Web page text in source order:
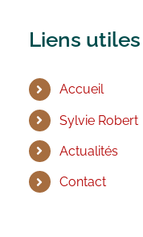
Liens utiles
Accueil
Sylvie Robert
Actualités
Contact